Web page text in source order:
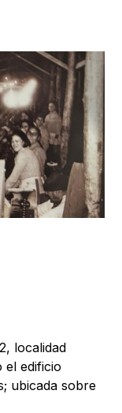
localidad
el edificio
ubicada sobre